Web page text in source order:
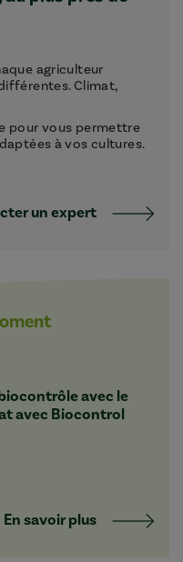
agriculteur
Climat,
pour vous permettre
à vos cultures.
un expert
avec le
avec Biocontrol
En savoir plus